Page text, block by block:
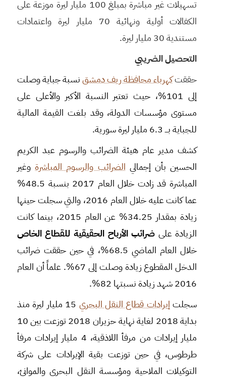
تسهيلات غير مباشرة بمبلغ 100 مليار ليرة موزعة على
الكفالات أولية ونهائية 70 مليار ليرة واعتمادات
مستندية 30 مليار ليرة. ‏
التحصيل الضريبي
حققتكهرباء محافظة ريف دمشقنسبة جباية وصلت
إلى 101%، حيث تعتبر النسبة الأكبر والأعلى على
مستوى مؤسسات الدولة، وقد بلغت القيمة المالية
للجباية بـــ 6.3 مليار ليرة سورية.
كشف مدير عام هيئة الضرائب والرسوم عبد الكريم
الحسين بأن إجمالي الضرائب والرسوم المباشرة وغير
المباشرة قد زادت خلال العام 2017 بنسبة 48.5%
عما كانت عليه خلال العام 2016، والتي سجلت حينها
زيادة بمقدار 34.25% عن العام 2015، ‏بينما كانت
الزيادة على ضرائب الأرباح الحقيقية للقطاع الخاص
خلال العام الماضي 68.5%، في حين حققت ضرائب
الدخل المقطوع زيادة وصلت إلى 67%. علماً أن العام
2016 شهد زيادة نسبتها 82%.
سجلت إيرادات قطاع النقل البحري
15 مليار ليرة منذ
بداية 2018 لغاية نهاية حزيران 2018 توزعت بين 10
مليار إيرادات من مرفأ اللاذقية، 4 مليار إيرادات مرفأ
طرطوس، في حين توزعت بقية الإيرادات على شركة
التوكيلات الملاحية ومؤسسة النقل البحري والموانئ،